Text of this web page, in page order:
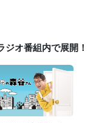
オ番組内で展開！